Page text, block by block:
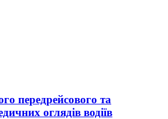
передрейсового та
оглядів водіїв